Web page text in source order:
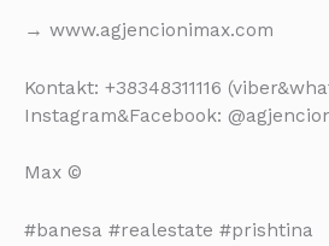
→ www.agjencionimax.com
Kontakt: +38348311116
Instagram&Facebook:
Max ©
#banesa #realestate #prishtina